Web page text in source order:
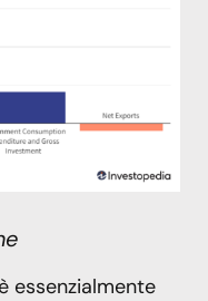
essenzialmente